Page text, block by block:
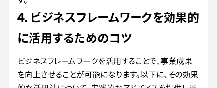
4. ビジネスフレームワークを効果的
に活用するためのコツ
ビジネスフレームワークを活用することで、事業成果
を向上させることが可能になります。以下に、その効果